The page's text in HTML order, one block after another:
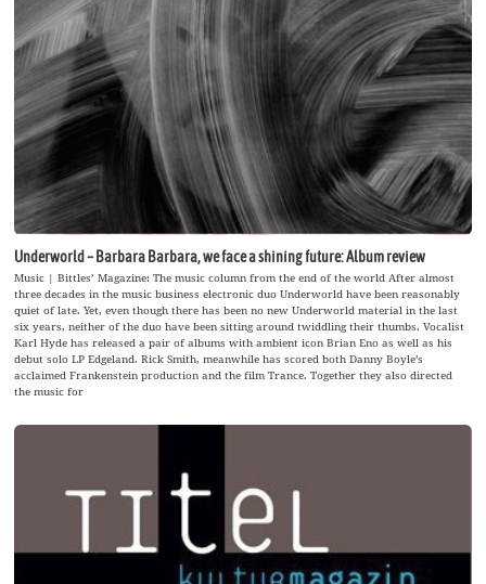
Underworld – Barbara Barbara, we face a shining future: Album review
Music | Bittles’ Magazine: The music column from the end of the world After almost
three decades in the music business electronic duo Underworld have been reasonably
quiet of late. Yet, even though there has been no new Underworld material in the last
six years, neither of the duo have been sitting around twiddling their thumbs. Vocalist
Karl Hyde has released a pair of albums with ambient icon Brian Eno as well as his
debut solo LP Edgeland. Rick Smith, meanwhile has scored both Danny Boyle’s
acclaimed Frankenstein production and the film Trance. Together they also directed
the music for